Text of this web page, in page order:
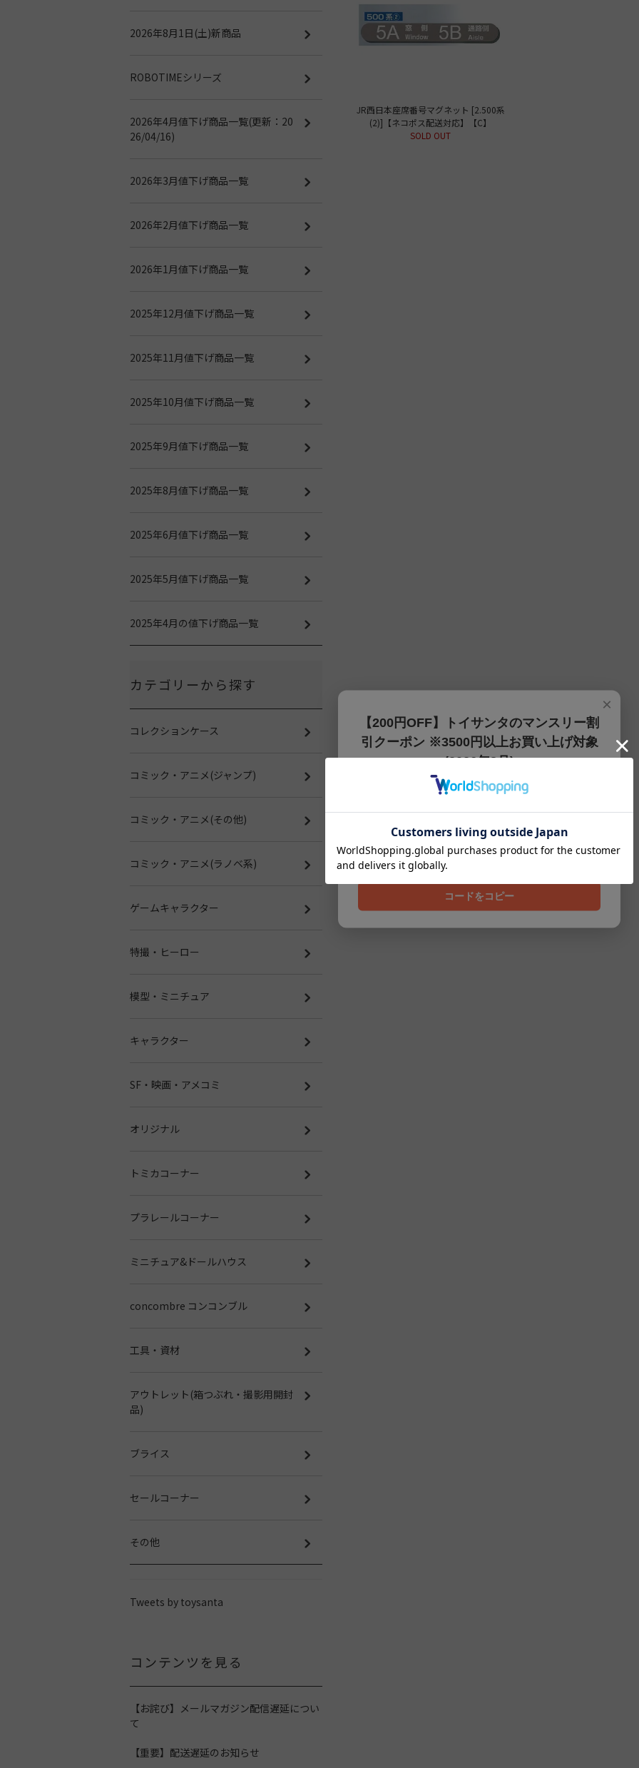
JR西日本座席番号マグネット [2.500系
(2)]【ネコポス配送対応】【C】
SOLD OUT
2026年8月1日(土)新商品
ROBOTIMEシリーズ
2026年4月値下げ商品一覧(更新：20
26/04/16)
2026年3月値下げ商品一覧
2026年2月値下げ商品一覧
2026年1月値下げ商品一覧
2025年12月値下げ商品一覧
2025年11月値下げ商品一覧
2025年10月値下げ商品一覧
2025年9月値下げ商品一覧
2025年8月値下げ商品一覧
2025年6月値下げ商品一覧
2025年5月値下げ商品一覧
2025年4月の値下げ商品一覧
カテゴリーから探す
コレクションケース
コミック・アニメ(ジャンプ)
コミック・アニメ(その他)
コミック・アニメ(ラノベ系)
ゲームキャラクター
特撮・ヒーロー
模型・ミニチュア
キャラクター
SF・映画・アメコミ
オリジナル
トミカコーナー
プラレールコーナー
ミニチュア&ドールハウス
concombre コンコンブル
工具・資材
アウトレット(箱つぶれ・撮影用開封
品)
ブライス
セールコーナー
その他
Tweets by toysanta
コンテンツを見る
【お詫び】メールマガジン配信遅延につい
て
【重要】配送遅延のお知らせ
×
【200円OFF】トイサンタのマンスリー割
引クーポン ※3500円以上お買い上げ対象
(2026年8月)
【200円OFFクーポン】3500円以上お買上げでご利用可能
です!! 8月1日～8月31日まで
202608
コードをコピー